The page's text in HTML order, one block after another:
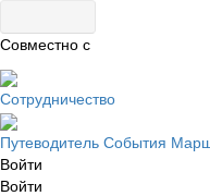
Совместно с
Сотрудничество
Путеводитель События
Войти
Войти